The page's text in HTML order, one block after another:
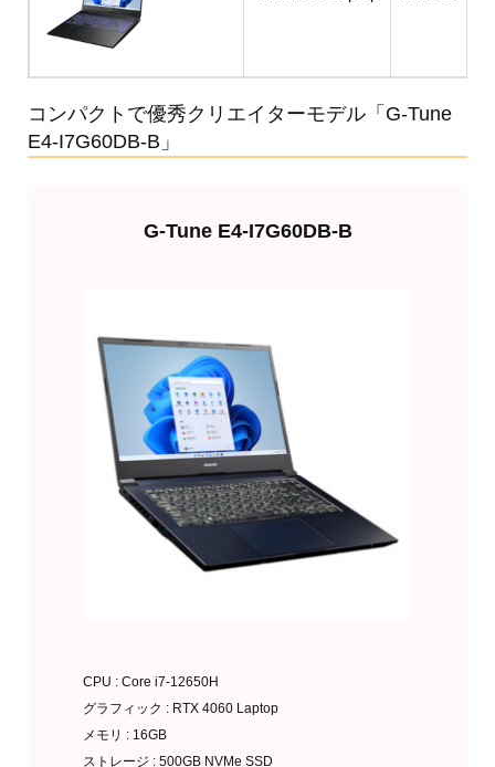
コンパクトで優秀クリエイターモデル「G-Tune
E4-I7G60DB-B」
G-Tune E4-I7G60DB-B
CPU : Core i7-12650H
グラフィック : RTX 4060 Laptop
メモリ : 16GB
ストレージ : 500GB NVMe SSD